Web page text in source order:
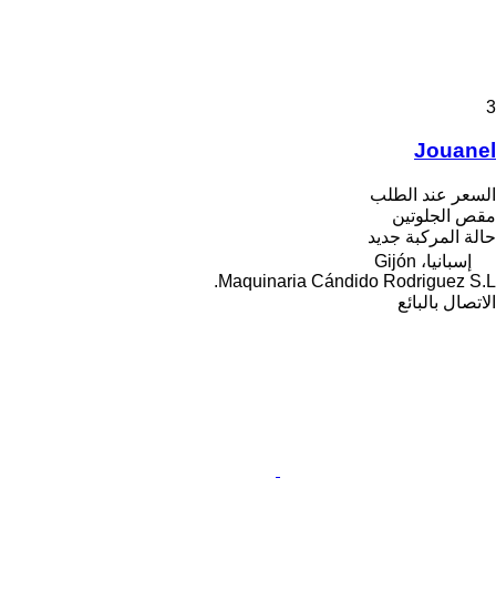
3
Jouanel
السعر عند الطلب
مقص الجلوتين
حالة المركبة جديد
إسبانيا، Gijón
Maquinaria Cándido Rodriguez S.L.
الاتصال بالبائع